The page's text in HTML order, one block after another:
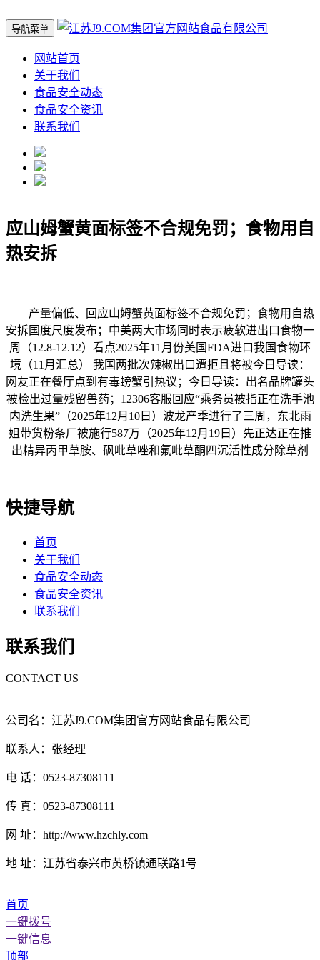
导航菜单
网站首页
关于我们
食品安全动态
食品安全资讯
联系我们
应山姆蟹黄面标签不合规免罚；食物用自
热安拆
产量偏低、回应山姆蟹黄面标签不合规免罚；食物用自热
安拆国度尺度发布；中美两大市场同时表示疲软进出口食物一
周（12.8-12.12）看点2025年11月份美国FDA进口我国食物环
境（11月汇总） 我国两批次辣椒出口遭拒且将被今日导读：
网友正在餐厅点到有毒螃蟹引热议；今日导读：出名品牌罐头
被检出过量残留兽药；12306客服回应“乘务员被指正在洗手池
内洗生果”（2025年12月10日）波龙产季进行了三周，东北雨
姐带货粉条厂被施行587万（2025年12月19日）先正达正在推
出精异丙甲草胺、砜吡草唑和氟吡草酮四沉活性成分除草剂
快捷导航
首页
关于我们
食品安全动态
食品安全资讯
联系我们
联系我们
CONTACT US
公司名：江苏J9.COM集团官方网站食品有限公司
联系人：张经理
电 话：0523-87308111
传 真：0523-87308111
网 址：http://www.hzchly.com
地 址：江苏省泰兴市黄桥镇通联路1号
首页
一键拨号
一键信息
顶部